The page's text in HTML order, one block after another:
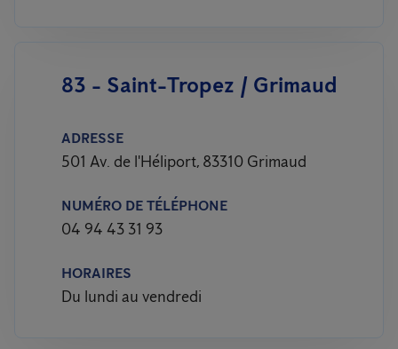
83 - Saint-Tropez / Grimaud
ADRESSE
501 Av. de l'Héliport, 83310 Grimaud
NUMÉRO DE TÉLÉPHONE
04 94 43 31 93
HORAIRES
Du lundi au vendredi